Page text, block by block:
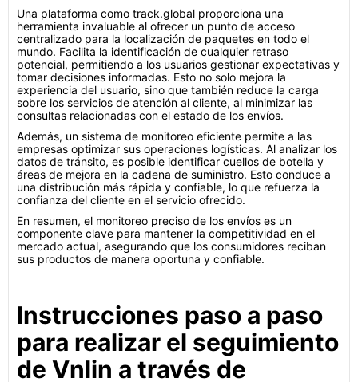
Una plataforma como track.global proporciona una
herramienta invaluable al ofrecer un punto de acceso
centralizado para la localización de paquetes en todo el
mundo. Facilita la identificación de cualquier retraso
potencial, permitiendo a los usuarios gestionar expectativas y
tomar decisiones informadas. Esto no solo mejora la
experiencia del usuario, sino que también reduce la carga
sobre los servicios de atención al cliente, al minimizar las
consultas relacionadas con el estado de los envíos.
Además, un sistema de monitoreo eficiente permite a las
empresas optimizar sus operaciones logísticas. Al analizar los
datos de tránsito, es posible identificar cuellos de botella y
áreas de mejora en la cadena de suministro. Esto conduce a
una distribución más rápida y confiable, lo que refuerza la
confianza del cliente en el servicio ofrecido.
En resumen, el monitoreo preciso de los envíos es un
componente clave para mantener la competitividad en el
mercado actual, asegurando que los consumidores reciban
sus productos de manera oportuna y confiable.
Instrucciones paso a paso
para realizar el seguimiento
de Vnlin a través de